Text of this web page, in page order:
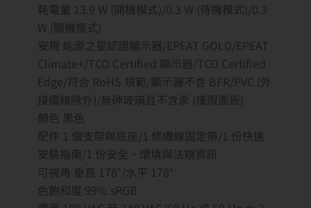
耗電量 13.9 W (開機模式)/0.3 W (待機模式)/0.3
W (關機模式)
安規 能源之星認證顯示器/EPEAT GOLD/EPEAT
Climate+/TCO Certified 顯示器/TCO Certified
Edge/符合 RoHS 規範/顯示器不含 BFR/PVC (外
接纜線除外)/無砷玻璃且不含汞 (僅限面板)
顏色 黑色
配件 1 個支架與底座/1 條纜線固定帶/1 份快速
安裝指南/1 份安全、環境與法規資訊
可視角 垂直 178°/水平 178°
色飽和度 99% sRGB